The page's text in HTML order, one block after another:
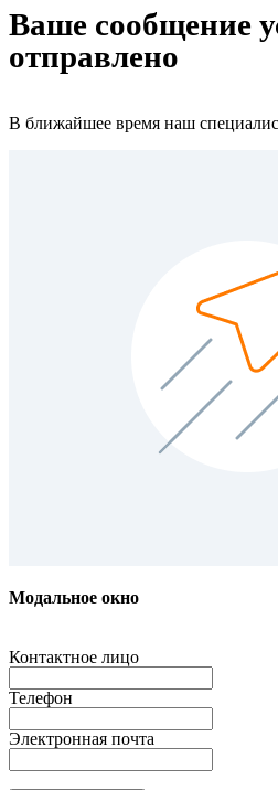
Ваше сообщение
отправлено
В ближайшее время наш
Модальное окно
Контактное лицо
Телефон
Электронная почта